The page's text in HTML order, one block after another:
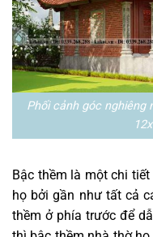
Phối cảnh góc nghiêng
Bậc thềm là một chi
họ bởi gần như tất cả
thềm ở phía trước để